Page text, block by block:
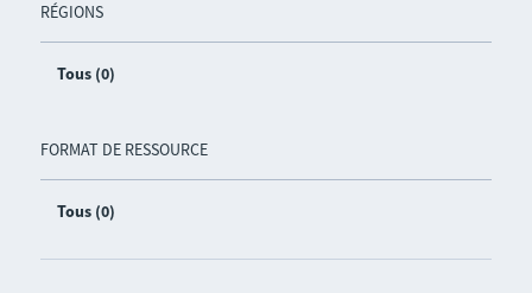
RÉGIONS
Tous (0)
FORMAT DE RESSOURCE
Tous (0)